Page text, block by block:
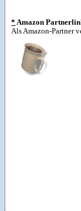
* Amazon
Als Amazon-Partner